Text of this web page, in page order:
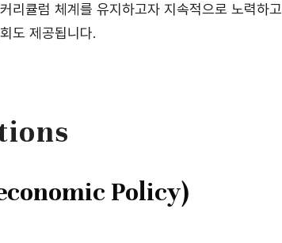
리큘럼 체계를 유지하고자 지속적으로 노력하고
도 제공됩니다.
Policy)